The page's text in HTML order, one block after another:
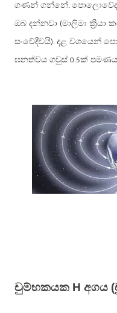
ගණන් ගන්නේ. පොලොවේද
ඔබ දන්නවා (මාලිමා
සංවේදීවයි). දළ වශයෙන්
ඝනත්වය ගවුස් 0.5ක් පමණය
චුම්භකයක H අගය (